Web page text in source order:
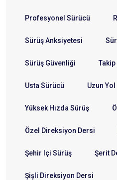
Profesyonel Sürücü
Sürüş Anksiyetesi
Sürüş Güvenliği
Usta Sürücü Uzun
Yüksek Hızda Sürüş
Özel Direksiyon Dersi
Şehir Içi Sürüş Şerit
Şişli Direksiyon Dersi